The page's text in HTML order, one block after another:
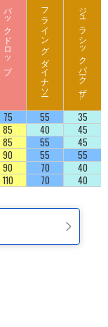
バックドロップ フライング ダイナソー ジ
ュ
ラ
シ
ッ
ク
パ
ーク
ザ
ラ
イ
ド
75 55 35
85 40 45
85 55 45
90 55 55
90 70 40
110 70 40